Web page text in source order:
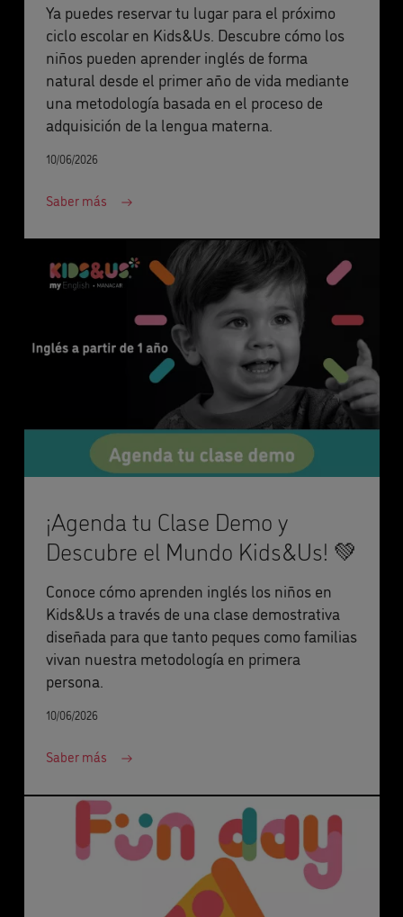
Ya puedes reservar tu lugar para el próximo
ciclo escolar en Kids&Us. Descubre cómo los
niños pueden aprender inglés de forma
natural desde el primer año de vida mediante
una metodología basada en el proceso de
adquisición de la lengua materna.
10/06/2026
Saber más
¡Agenda tu Clase Demo y
Descubre el Mundo Kids&Us! 💚
Conoce cómo aprenden inglés los niños en
Kids&Us a través de una clase demostrativa
diseñada para que tanto peques como familias
vivan nuestra metodología en primera
persona.
10/06/2026
Saber más